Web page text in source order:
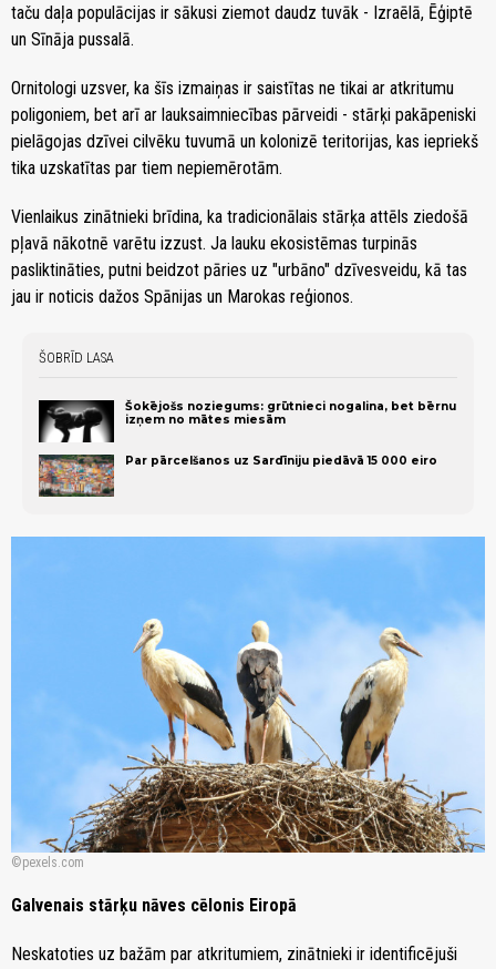
taču daļa populācijas ir sākusi ziemot daudz tuvāk - Izraēlā, Ēģiptē
un Sīnāja pussalā.
Ornitologi uzsver, ka šīs izmaiņas ir saistītas ne tikai ar atkritumu
poligoniem, bet arī ar lauksaimniecības pārveidi - stārķi pakāpeniski
pielāgojas dzīvei cilvēku tuvumā un kolonizē teritorijas, kas iepriekš
tika uzskatītas par tiem nepiemērotām.
Vienlaikus zinātnieki brīdina, ka tradicionālais stārķa attēls ziedošā
pļavā nākotnē varētu izzust. Ja lauku ekosistēmas turpinās
pasliktināties, putni beidzot pāries uz "urbāno" dzīvesveidu, kā tas
jau ir noticis dažos Spānijas un Marokas reģionos.
ŠOBRĪD LASA
Šokējošs noziegums: grūtnieci nogalina, bet bērnu
izņem no mātes miesām
Par pārcelšanos uz Sardīniju piedāvā 15 000 eiro
pexels.com
Galvenais stārķu nāves cēlonis Eiropā
Neskatoties uz bažām par atkritumiem, zinātnieki ir identificējuši